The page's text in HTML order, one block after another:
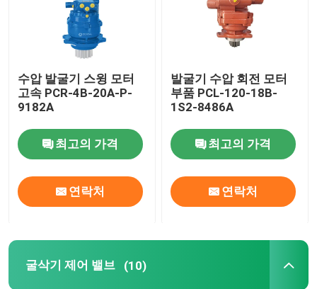
수압 발굴기 스윙 모터
고속 PCR-4B-20A-P-
9182A
최고의 가격
연락처
발굴기 수압 회전 모터
부품 PCL-120-18B-
1S2-8486A
최고의 가격
연락처
굴삭기 제어 밸브 (10)